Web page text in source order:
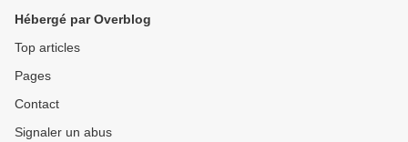
Hébergé par Overblog
Top articles
Pages
Contact
Signaler un abus